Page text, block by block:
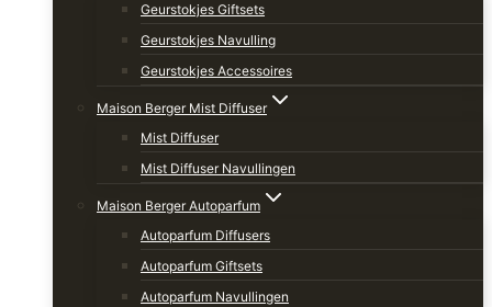
Geurstokjes Giftsets
Geurstokjes Navulling
Geurstokjes Accessoires
Maison Berger Mist Diffuser
Mist Diffuser
Mist Diffuser Navullingen
Maison Berger Autoparfum
Autoparfum Diffusers
Autoparfum Giftsets
Autoparfum Navullingen